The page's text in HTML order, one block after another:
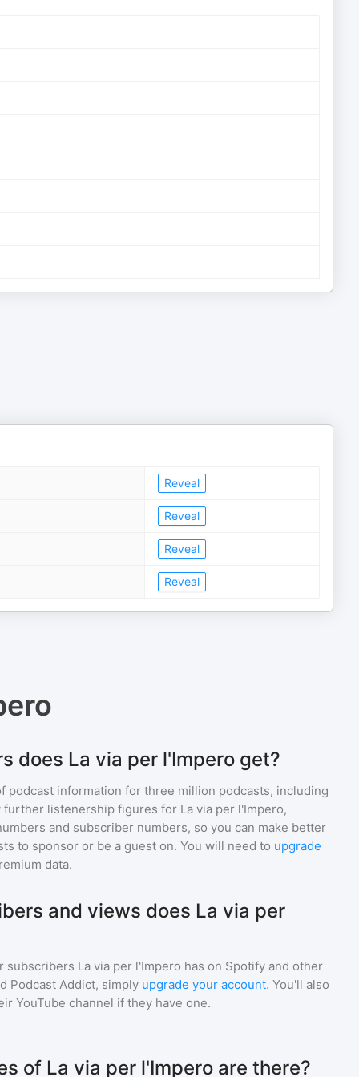
Reveal
Reveal
Reveal
Reveal
does La via per l'Impero get?
podcast information for three million podcasts, including
further listenership figures for La via per l'Impero,
and subscriber numbers, so you can make better
to sponsor or be a guest on. You will need to upgrade
data.
and views does La via per
subscribers La via per l'Impero has on Spotify and other
Podcast Addict, simply upgrade your account. You'll also
YouTube channel if they have one.
of La via per l'Impero are there?